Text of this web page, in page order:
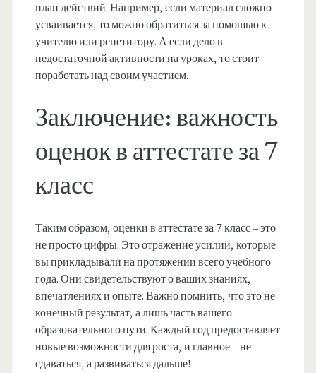
план действий. Например, если материал сложно
усваивается, то можно обратиться за помощью к
учителю или репетитору. А если дело в
недостаточной активности на уроках, то стоит
поработать над своим участием.
Заключение: важность
оценок в аттестате за 7
класс
Таким образом, оценки в аттестате за 7 класс – это
не просто цифры. Это отражение усилий, которые
вы прикладывали на протяжении всего учебного
года. Они свидетельствуют о ваших знаниях,
впечатлениях и опыте. Важно помнить, что это не
конечный результат, а лишь часть вашего
образовательного пути. Каждый год предоставляет
новые возможности для роста, и главное – не
сдаваться, а развиваться дальше!